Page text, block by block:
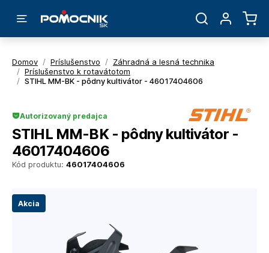
Domov / Príslušenstvo / Záhradná a lesná technika
/ Príslušenstvo k rotavátotom
/ STIHL MM-BK - pôdny kultivátor - 46017404606
Akcia
Kód produktu: 46017404606
Autorizovaný predajca
STIHL MM-BK - pôdny kultivátor -
46017404606